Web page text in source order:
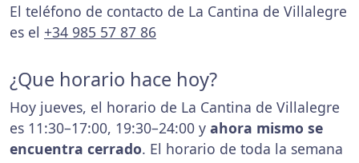
El teléfono de contacto de La Cantina de Villalegre
es el +34 985 57 87 86
¿Que horario hace hoy?
Hoy jueves, el horario de La Cantina de Villalegre
es 11:30–17:00, 19:30–24:00 y ahora mismo se
encuentra cerrado. El horario de toda la semana